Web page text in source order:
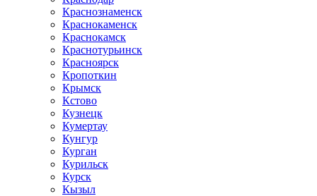
Краснознаменск
Краснокаменск
Краснокамск
Краснотурьинск
Красноярск
Кропоткин
Крымск
Кстово
Кузнецк
Кумертау
Кунгур
Курган
Курильск
Курск
Кызыл